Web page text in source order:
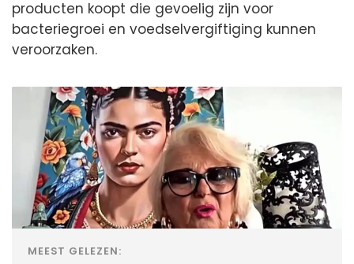
producten koopt die gevoelig zijn voor
bacteriegroei en voedselvergiftiging kunnen
veroorzaken.
MEEST GELEZEN: